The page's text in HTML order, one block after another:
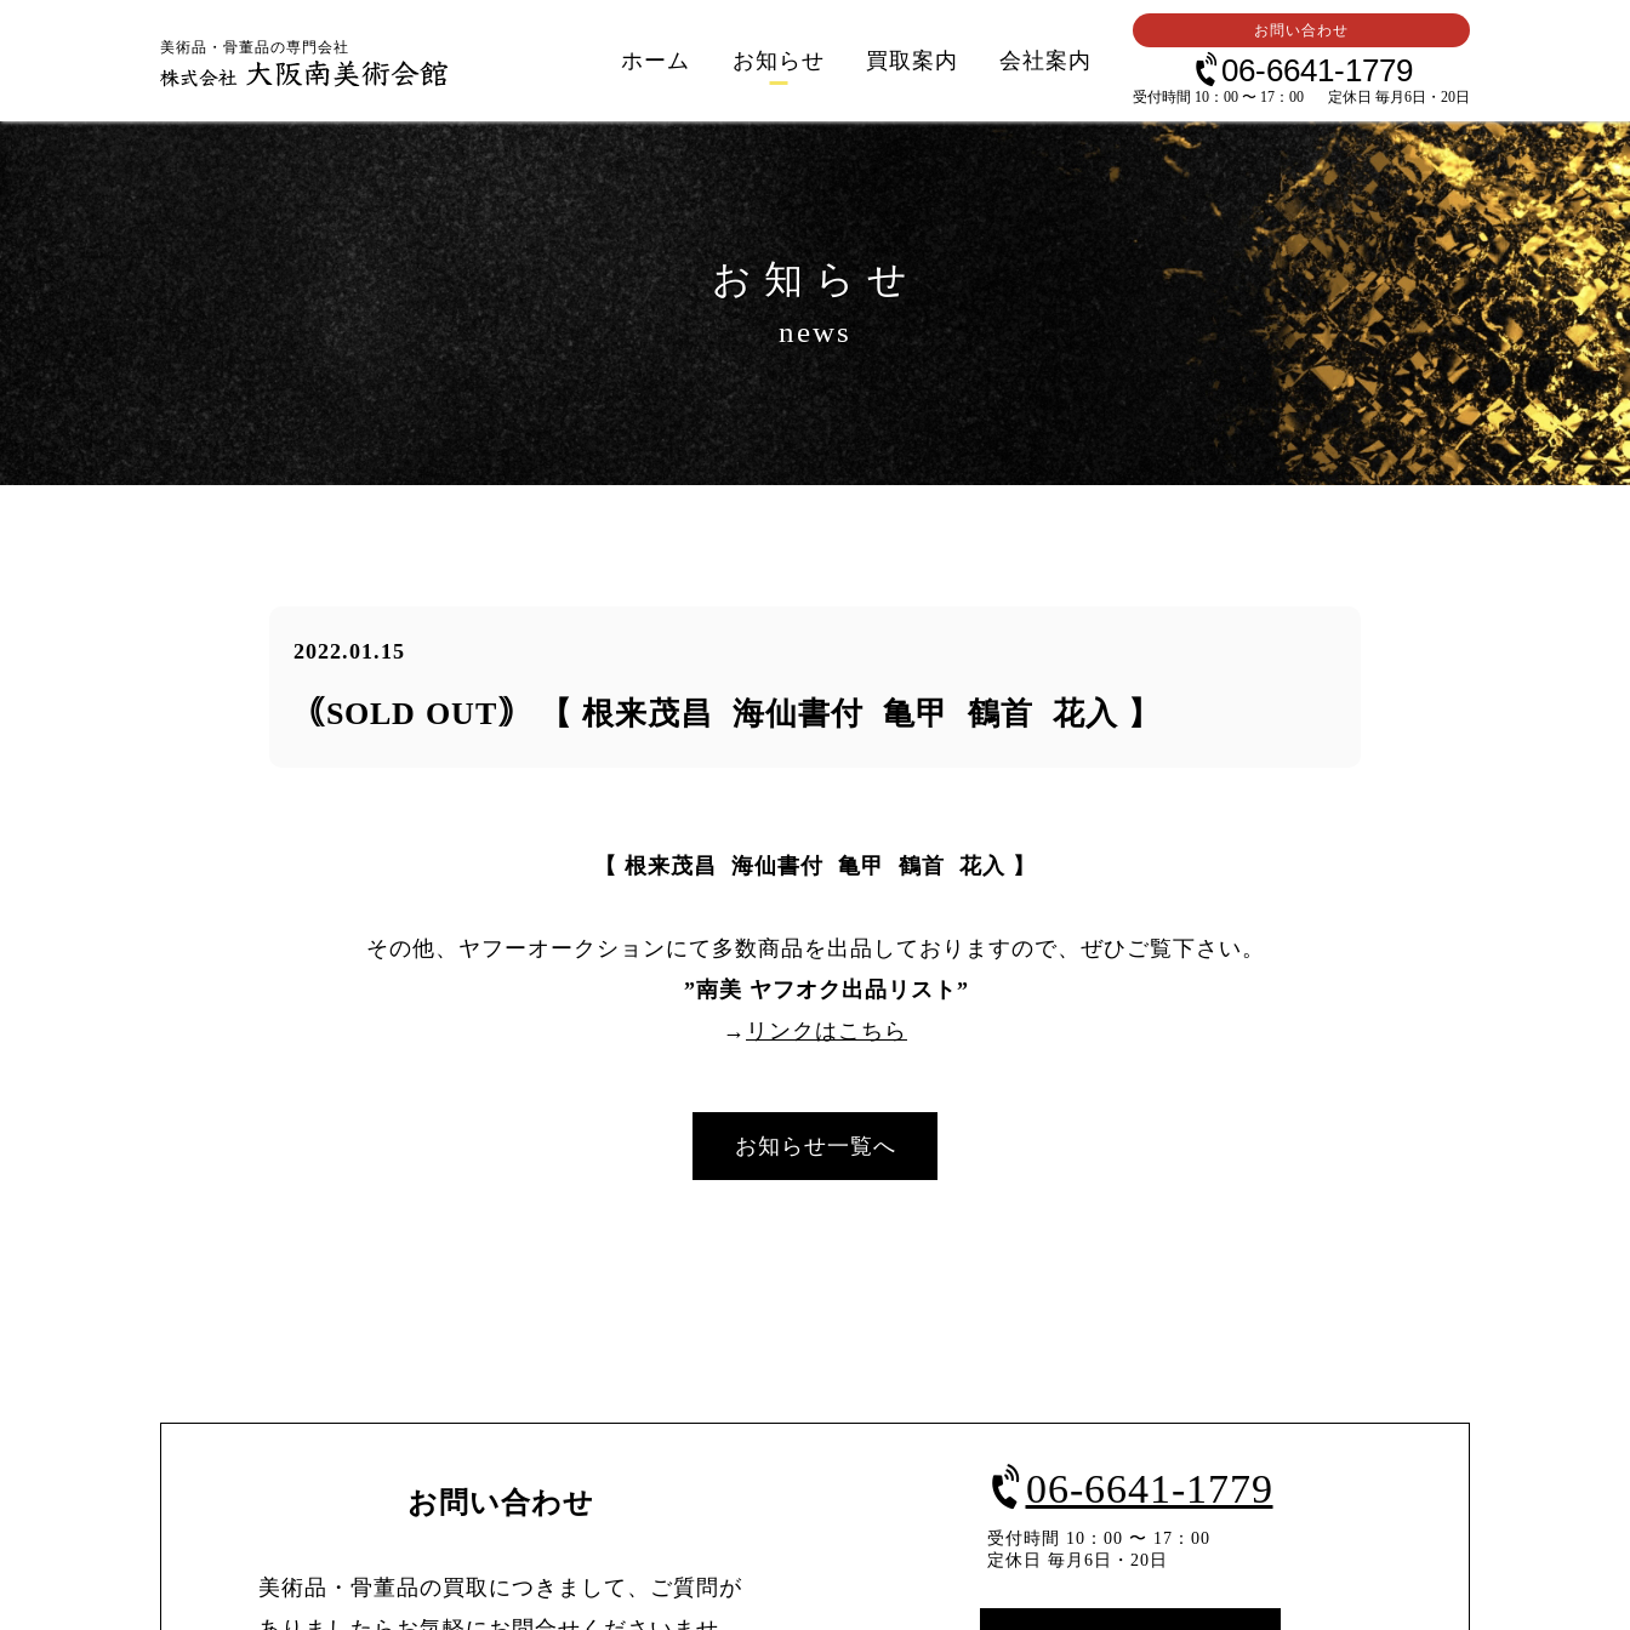
美術品・骨董品の専門会社
ホーム お知らせ 買取案内 会社案内
お問い合わせ
06-6641-1779
受付時間 10：00 〜 17：00 定休日 毎月6日・20日
お知らせ
news
2022.01.15
｟SOLD OUT｠ 【 根来茂昌 海仙書付 亀甲 鶴首 花入 】
【 根来茂昌 海仙書付 亀甲 鶴首 花入 】
その他、ヤフーオークションにて多数商品を出品しておりますので、ぜひご覧下さい。
”南美 ヤフオク出品リスト ”
→ リンクはこちら
お知らせ一覧へ
お問い合わせ
美術品・骨董品の買取につきまして、ご質問が
06-6641-1779
受付時間 10：00 〜 17：00
定休日 毎月6日・20日